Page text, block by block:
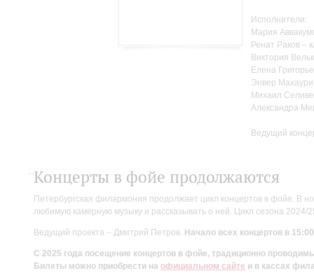
Исполнители:
Мария
Ренат Раков –
Виктория
Елена
Энвер Махаури
Михаил
Александра
Ведущий
Концерты в фойе продолжаются
Петербургская филармония продолжает цикл концертов в фойе. В
любимую камерную музыку и рассказывать о ней. Цикл сезона
Ведущий проекта – Дмитрий Петров. Начало всех концертов в
С 2025 года посещение концертов в фойе, традиционно
Билеты можно приобрести на официальном сайте и в кассах